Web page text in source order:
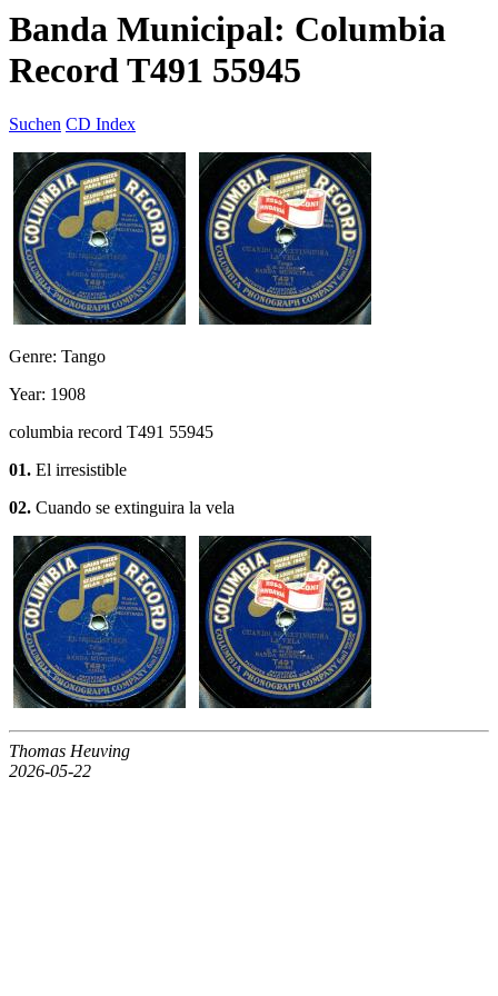
Banda Municipal: Columbia
Record T491 55945
Suchen CD Index
Genre: Tango
Year: 1908
columbia record T491 55945
01. El irresistible
02. Cuando se extinguira la vela
Thomas Heuving
2026-05-22